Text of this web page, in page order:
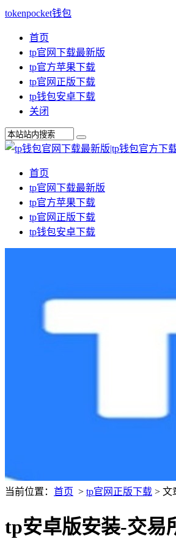
tokenpocket钱包
首页
tp官网下载最新版
tp官方苹果下载
tp官网正版下载
tp钱包安卓下载
关闭
首页
tp官网下载最新版
tp官方苹果下载
tp官网正版下载
tp钱包安卓下载
当前位置： 首页 > tp官网正版下载 > 文
tp安卓版安装-交易